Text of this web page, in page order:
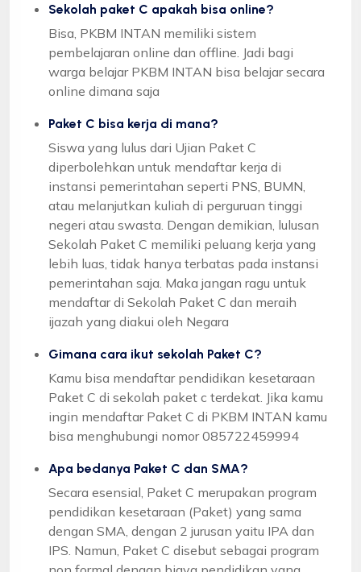
Sekolah paket C apakah bisa online?
Bisa, PKBM INTAN memiliki sistem
pembelajaran online dan offline. Jadi bagi
warga belajar PKBM INTAN bisa belajar secara
online dimana saja
Paket C bisa kerja di mana?
Siswa yang lulus dari Ujian Paket C
diperbolehkan untuk mendaftar kerja di
instansi pemerintahan seperti PNS, BUMN,
atau melanjutkan kuliah di perguruan tinggi
negeri atau swasta. Dengan demikian, lulusan
Sekolah Paket C memiliki peluang kerja yang
lebih luas, tidak hanya terbatas pada instansi
pemerintahan saja. Maka jangan ragu untuk
mendaftar di Sekolah Paket C dan meraih
ijazah yang diakui oleh Negara
Gimana cara ikut sekolah Paket C?
Kamu bisa mendaftar pendidikan kesetaraan
Paket C di sekolah paket c terdekat. Jika kamu
ingin mendaftar Paket C di PKBM INTAN kamu
bisa menghubungi nomor 085722459994
Apa bedanya Paket C dan SMA?
Secara esensial, Paket C merupakan program
pendidikan kesetaraan (Paket) yang sama
dengan SMA, dengan 2 jurusan yaitu IPA dan
IPS. Namun, Paket C disebut sebagai program